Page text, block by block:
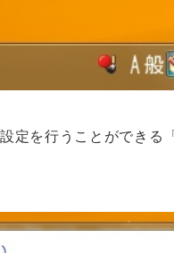
定を行うことができる